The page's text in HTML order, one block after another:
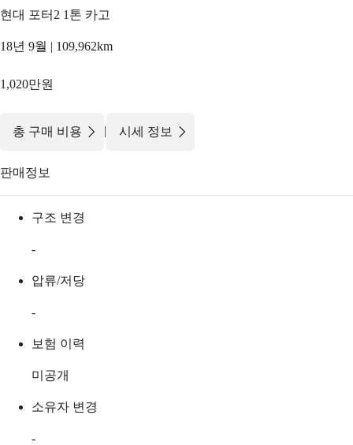
현대 포터2 1톤 카고
18년 9월 | 109,962km
1,020만원
총 구매 비용 | 시세 정보
판매정보
구조 변경
-
압류/저당
-
보험 이력
미공개
소유자 변경
-